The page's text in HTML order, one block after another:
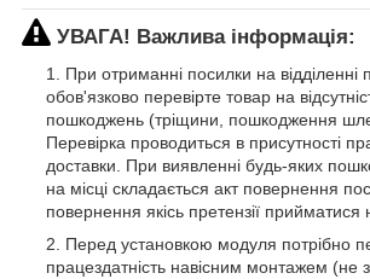
УВАГА! Важлива інформація:
При отриманні посилки на відділенні
обов'язково перевірте товар на
пошкоджень (тріщини, пошкодження
Перевірка проводиться в присутності
доставки. При виявленні будь-яких
на місці складається акт повернення
повернення якісь претензії прийматися
Перед установкою модуля потрібно
працездатність навісним монтажем (не